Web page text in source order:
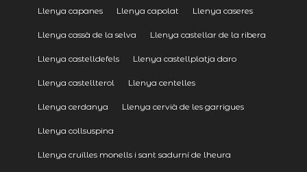
Llenya capanes Llenya capolat Llenya caseres
Llenya cassà de la selva Llenya castellar de la ribera
Llenya castelldefels Llenya castellplatja daro
Llenya castellterol Llenya centelles
Llenya cerdanya Llenya cervià de les garrigues
Llenya collsuspina
Llenya cruïlles monells i sant sadurní de lheura